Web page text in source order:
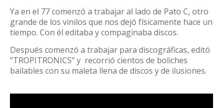
Ya en el 77 comenzó a trabajar al lado de Pato C, otro
grande de los vinilos que nos dejó físicamente hace un
tiempo. Con él editaba y compaginaba discos.
Después comenzó a trabajar para discográficas, editó
"TROPITRONICS" y recorrió cientos de boliches
bailables con su maleta llena de discos y de ilusiones.